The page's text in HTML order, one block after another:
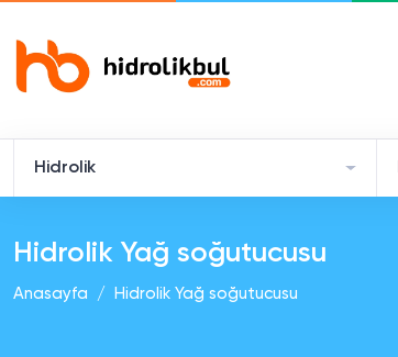
Hidrolik
Hidrolik Yağ soğutucusu
Anasayfa Hidrolik Yağ soğutucusu